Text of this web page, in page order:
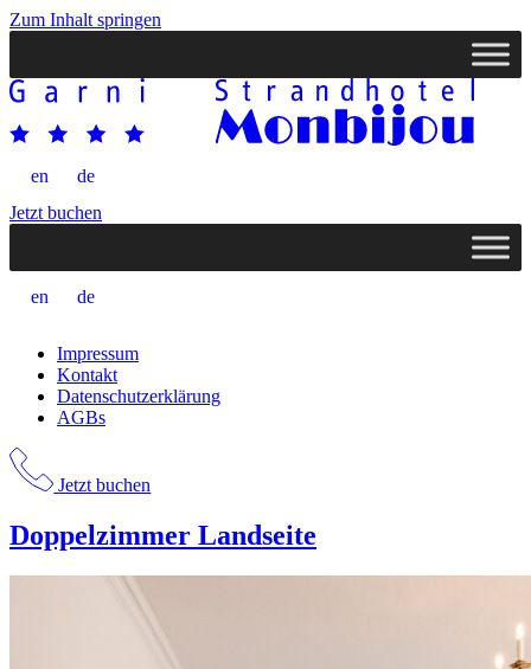
Zum Inhalt springen
en
de
Jetzt buchen
en de
Impressum
Kontakt
Datenschutzerklärung
AGBs
Jetzt buchen
Doppelzimmer Landseite